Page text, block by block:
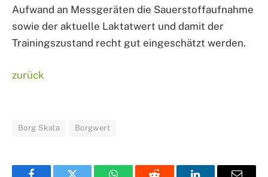
Aufwand an Messgeräten die Sauerstoffaufnahme
sowie der aktuelle Laktatwert und damit der
Trainingszustand recht gut eingeschätzt werden.
zurück
Borg Skala Borgwert